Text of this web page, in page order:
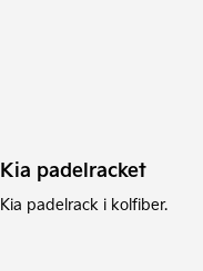
Kia padelracket
Kia padelrack i kolfiber.